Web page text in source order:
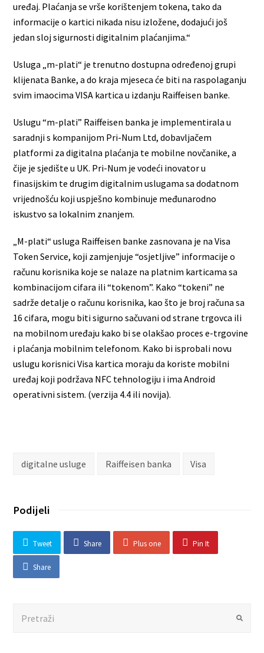
uređaj. Plaćanja se vrše korištenjem tokena, tako da
informacije o kartici nikada nisu izložene, dodajući još
jedan sloj sigurnosti digitalnim plaćanjima.“
Usluga „m-plati“ je trenutno dostupna određenoj grupi
klijenata Banke, a do kraja mjeseca će biti na raspolaganju
svim imaocima VISA kartica u izdanju Raiffeisen banke.
Uslugu “m-plati” Raiffeisen banka je implementirala u
saradnji s kompanijom Pri-Num Ltd, dobavljačem
platformi za digitalna plaćanja te mobilne novčanike, a
čije je sjedište u UK. Pri-Num je vodeći inovator u
finasijskim te drugim digitalnim uslugama sa dodatnom
vrijednošću koji uspješno kombinuje međunarodno
iskustvo sa lokalnim znanjem.
„M-plati“ usluga Raiffeisen banke zasnovana je na Visa
Token Service, koji zamjenjuje “osjetljive” informacije o
računu korisnika koje se nalaze na platnim karticama sa
kombinacijom cifara ili “tokenom”. Kako “tokeni” ne
sadrže detalje o računu korisnika, kao što je broj računa sa
16 cifara, mogu biti sigurno sačuvani od strane trgovca ili
na mobilnom uređaju kako bi se olakšao proces e-trgovine
i plaćanja mobilnim telefonom. Kako bi isprobali novu
uslugu korisnici Visa kartica moraju da koriste mobilni
uređaj koji podržava NFC tehnologiju i ima Android
operativni sistem. (verzija 4.4 ili novija).
digitalne usluge Raiffeisen banka Visa
Podijeli
Tweet Share Plus one Pin It
Share
Submit